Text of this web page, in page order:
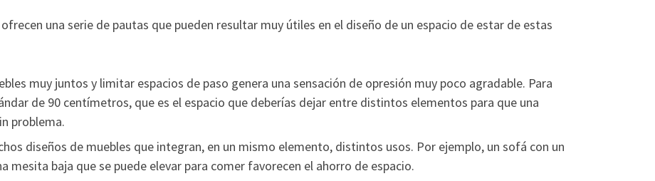
una serie de pautas que pueden resultar muy útiles en el diseño de un espacio de estar de estas
muy juntos y limitar espacios de paso genera una sensación de opresión muy poco agradable. Para
de 90 centímetros, que es el espacio que deberías dejar entre distintos elementos para que una
problema.
diseños de muebles que integran, en un mismo elemento, distintos usos. Por ejemplo, un sofá con un
mesita baja que se puede elevar para comer favorecen el ahorro de espacio.